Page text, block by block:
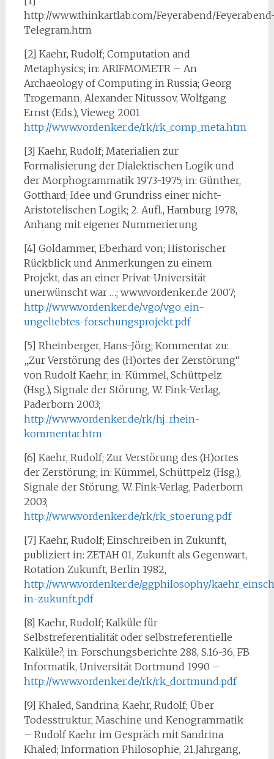
http://www.thinkartlab.com/Feyerabend/
Telegram.htm
[2] Kaehr, Rudolf; Computation and
Metaphysics; in: ARIFMOMETR – An
Archaeology of Computing in Russia; Georg
Trogemann, Alexander Nitussov, Wolfgang
Ernst (Eds.), Vieweg 2001
http://www.vordenker.de/rk/rk_comp_meta.htm
[3] Kaehr, Rudolf; Materialien zur
Formalisierung der Dialektischen Logik und
der Morphogrammatik 1973-1975; in: Günther,
Gotthard; Idee und Grundriss einer nicht-
Aristotelischen Logik; 2. Aufl., Hamburg 1978,
Anhang mit eigener Nummerierung
[4] Goldammer, Eberhard von; Historischer
Rückblick und Anmerkungen zu einem
Projekt, das an einer Privat-Universität
unerwünscht war …; www.vordenker.de 2007;
http://www.vordenker.de/vgo/vgo_ein-
ungeliebtes-forschungsprojekt.pdf
[5] Rheinberger, Hans-Jörg; Kommentar zu:
„Zur Verstörung des (H)ortes der Zerstörung“
von Rudolf Kaehr; in: Kümmel, Schüttpelz
(Hsg.), Signale der Störung, W. Fink-Verlag,
Paderborn 2003;
http://www.vordenker.de/rk/hj_rhein-
kommentar.htm
[6] Kaehr, Rudolf; Zur Verstörung des (H)ortes
der Zerstörung; in: Kümmel, Schüttpelz (Hsg.),
Signale der Störung, W. Fink-Verlag, Paderborn
2003;
http://www.vordenker.de/rk/rk_stoerung.pdf
[7] Kaehr, Rudolf; Einschreiben in Zukunft,
publiziert in: ZETAH 01, Zukunft als Gegenwart,
Rotation Zukunft, Berlin 1982,
http://www.vordenker.de/ggphilosophy/
in-zukunft.pdf
[8] Kaehr, Rudolf; Kalküle für
Selbstreferentialität oder selbstreferentielle
Kalküle?; in: Forschungsberichte 288, S.16-36, FB
Informatik, Universität Dortmund 1990 –
http://www.vordenker.de/rk/rk_dortmund.pdf
[9] Khaled, Sandrina; Kaehr, Rudolf; Über
Todesstruktur, Maschine und Kenogrammatik
– Rudolf Kaehr im Gespräch mit Sandrina
Khaled; Information Philosophie, 21.Jahrgang,